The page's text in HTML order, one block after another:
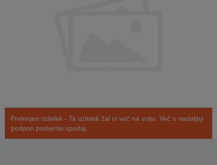
Prekinjen izdelek - Ta izdelek žal ni več na voljo. Več o nadaljnji
podpori preberite spodaj.